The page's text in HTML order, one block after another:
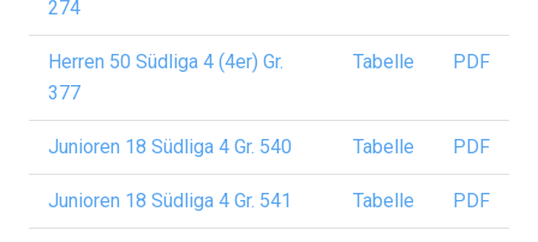
274
Herren 50 Südliga 4 (4er) Gr.
377
Tabelle PDF
Junioren 18 Südliga 4 Gr. 540 Tabelle PDF
Junioren 18 Südliga 4 Gr. 541 Tabelle PDF